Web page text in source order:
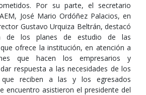
Por su parte, el secretario
José Mario Ordóñez Palacios, en
Gustavo Urquiza Beltrán, destacó
de los planes de estudio de las
ofrece la institución, en atención a
que hacen los empresarios y
respuesta a las necesidades de los
que reciben a las y los egresados
encuentro asistieron el presidente del